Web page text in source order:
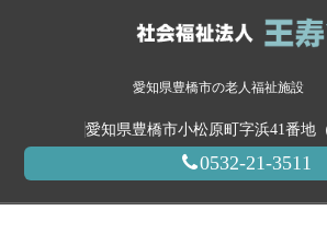
愛知県豊橋市の老人福祉施設
愛知県豊橋市小松原町字浜41番地
0532-21-3511